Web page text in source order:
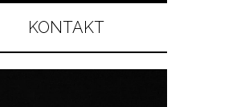
KONTAKT